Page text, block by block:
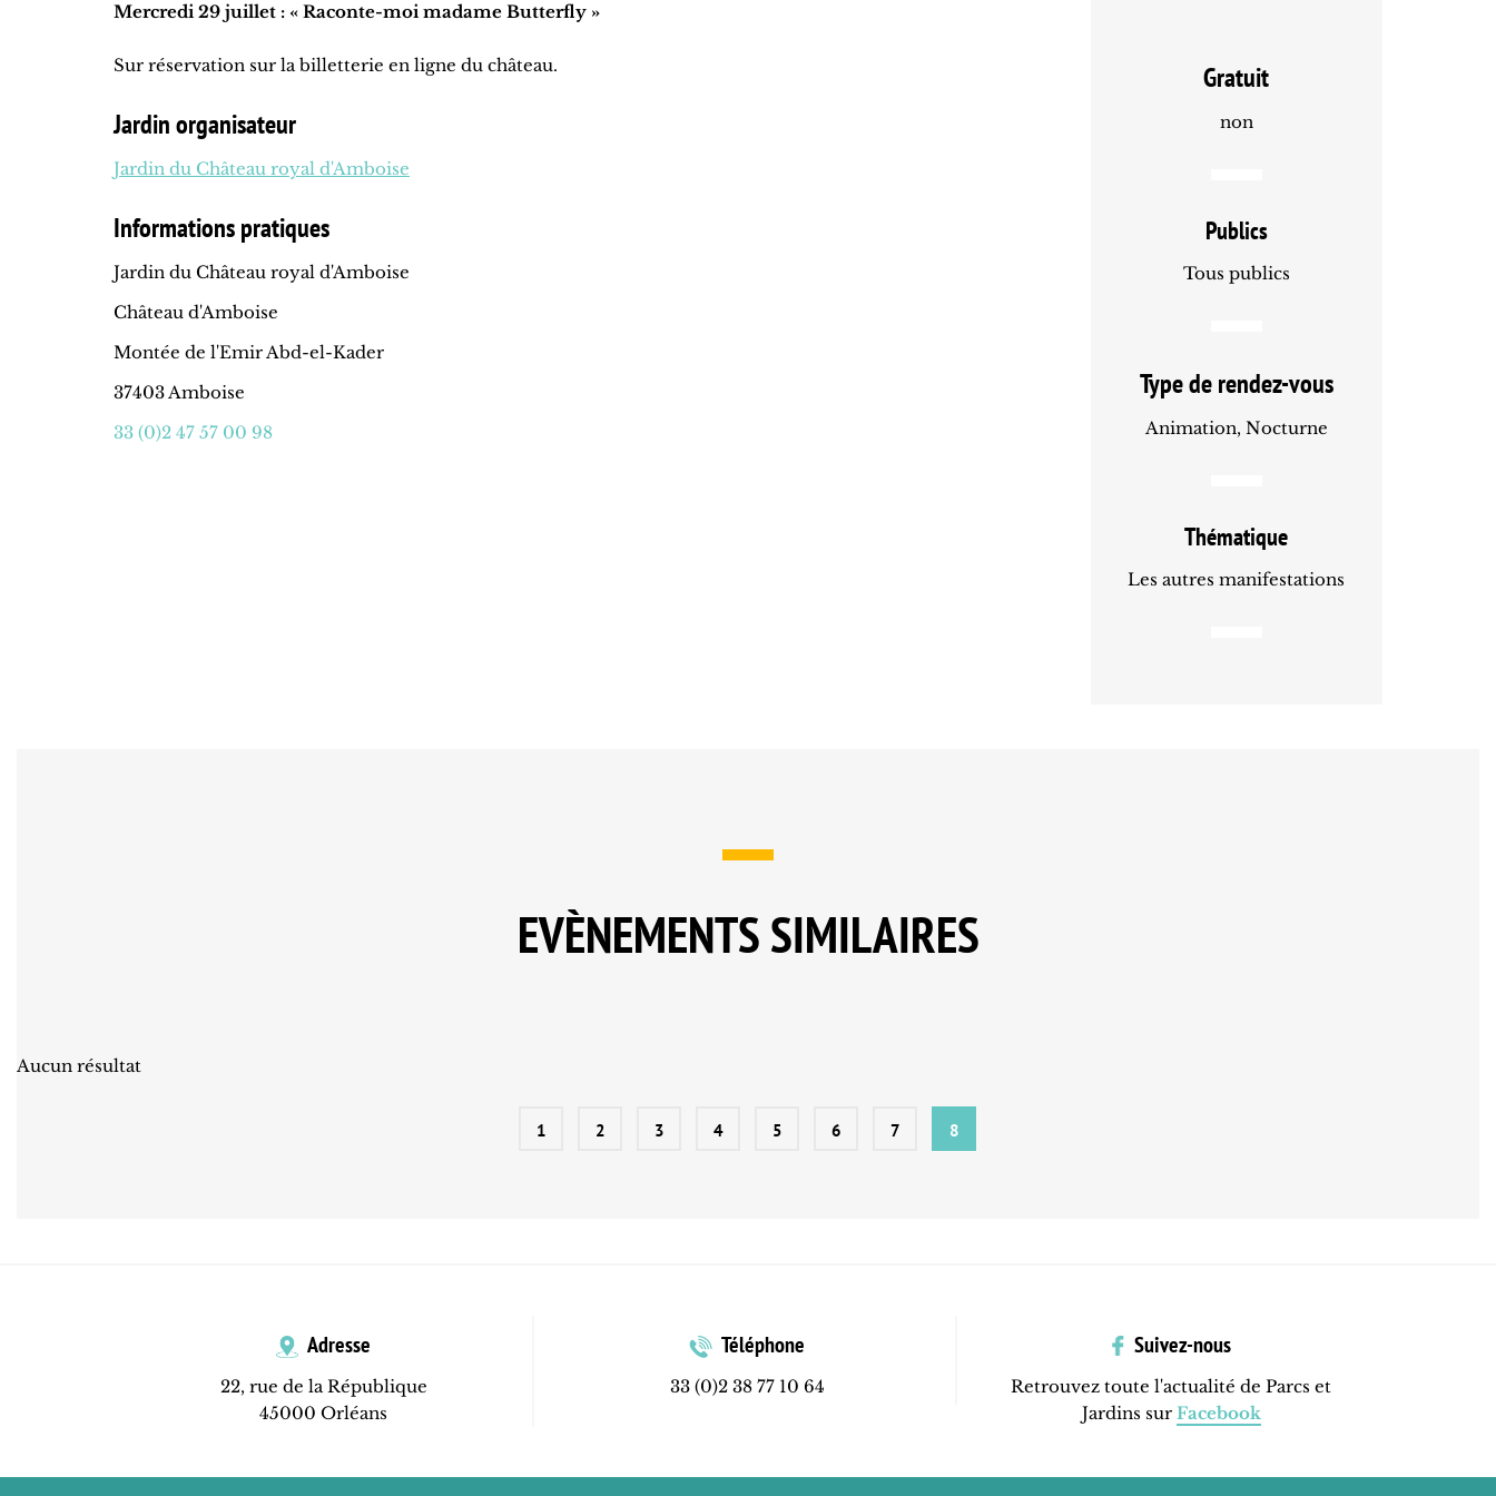
Mercredi 29 juillet : « Raconte-moi madame Butterfly »
Sur réservation sur la billetterie en ligne du château.
Jardin organisateur
Jardin du Château royal d'Amboise
Informations pratiques
Jardin du Château royal d'Amboise
Château d'Amboise
Montée de l'Emir Abd-el-Kader
37403 Amboise
33 (0)2 47 57 00 98
Gratuit
non
Publics
Tous publics
Type de rendez-vous
Animation, Nocturne
Thématique
Les autres manifestations
EVÈNEMENTS SIMILAIRES
Aucun résultat
1 2 3 4 5 6 7 8
Adresse
22, rue de la République
45000 Orléans
Téléphone
33 (0)2 38 77 10 64
Suivez-nous
Retrouvez toute l'actualité de Parcs et
Jardins sur Facebook